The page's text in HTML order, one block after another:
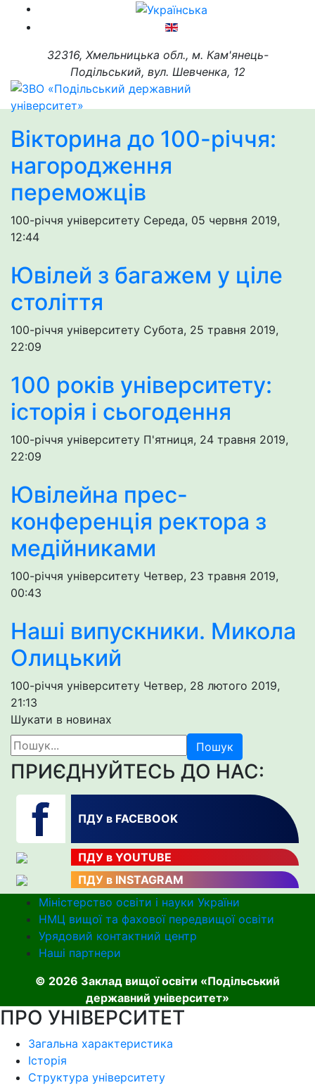
32316, Хмельницька обл., м. Кам'янець-
Подільський, вул. Шевченка, 12
Вікторина до 100-річчя:
нагородження
переможців
100-річчя університету Середа, 05 червня 2019,
12:44
Ювілей з багажем у ціле
століття
100-річчя університету Субота, 25 травня 2019,
22:09
100 років університету:
історія і сьогодення
100-річчя університету П'ятниця, 24 травня 2019,
22:09
Ювілейна прес-
конференція ректора з
медійниками
100-річчя університету Четвер, 23 травня 2019,
00:43
Наші випускники. Микола
Олицький
100-річчя університету Четвер, 28 лютого 2019,
21:13
Шукати в новинах
Пошук
ПРИЄДНУЙТЕСЬ ДО НАС:
ПДУ в FACEBOOK
ПДУ в YOUTUBE
ПДУ в INSTAGRAM
Міністерство освіти і науки України
НМЦ вищої та фахової передвищої освіти
Урядовий контактний центр
Наші партнери
© 2026 Заклад вищої освіти «Подільський
державний університет»
ПРО УНІВЕРСИТЕТ
Загальна характеристика
Історія
Структура університету